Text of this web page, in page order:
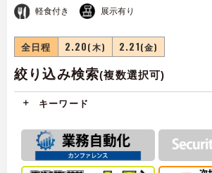
全日程 2.20(木) 2.21(金)
軽食付き 展示有り
絞り込み検索(複数選択可)
キーワード